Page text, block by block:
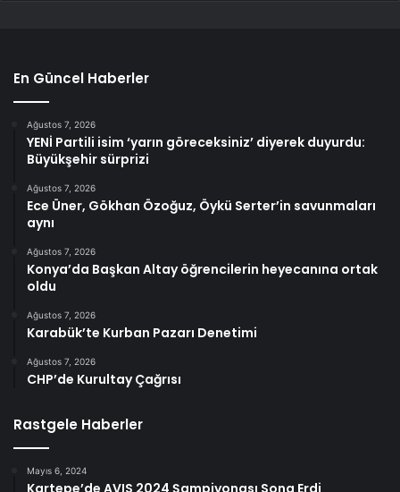
En Güncel Haberler
Ağustos 7, 2026
YENİ Partili isim ‘yarın göreceksiniz’ diyerek duyurdu:
Büyükşehir sürprizi
Ağustos 7, 2026
Ece Üner, Gökhan Özoğuz, Öykü Serter’in savunmaları
aynı
Ağustos 7, 2026
Konya’da Başkan Altay öğrencilerin heyecanına ortak
oldu
Ağustos 7, 2026
Karabük’te Kurban Pazarı Denetimi
Ağustos 7, 2026
CHP’de Kurultay Çağrısı
Rastgele Haberler
Mayıs 6, 2024
Kartepe’de AVIS 2024 Şampiyonası Sona Erdi